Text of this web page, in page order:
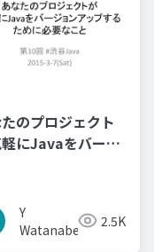
のプロジェクト
にJavaをバージ
Y
Watanabe
2.5K